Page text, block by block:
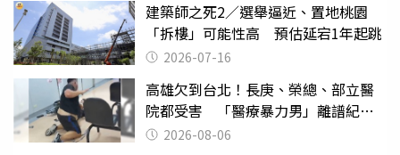
建築師之死2／選舉逼近、置地桃園
「拆樓」可能性高 預估延宕1年起跳
2026-07-16
高雄欠到台北！長庚、榮總、部立醫
院都受害 「醫療暴力男」離譜紀錄
曝光2026-08-06